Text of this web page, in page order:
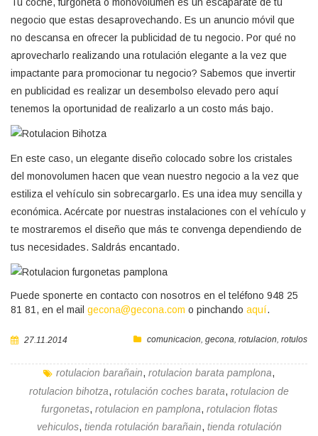
negocio que estas desaprovechando. Es un anuncio móvil que
no descansa en ofrecer la publicidad de tu negocio. Por qué no
aprovecharlo realizando una rotulación elegante a la vez que
impactante para promocionar tu negocio? Sabemos que invertir
en publicidad es realizar un desembolso elevado pero aquí
tenemos la oportunidad de realizarlo a un costo más bajo.
En este caso, un elegante diseño colocado sobre los cristales
del monovolumen hacen que vean nuestro negocio a la vez que
estiliza el vehículo sin sobrecargarlo. Es una idea muy sencilla y
económica. Acércate por nuestras instalaciones con el vehículo y
te mostraremos el diseño que más te convenga dependiendo de
tus necesidades. Saldrás encantado.
Puede sponerte en contacto con nosotros en el teléfono 948 25
81 81, en el mail gecona@gecona.com o pinchando aquí.
27.11.2014 comunicacion, gecona, rotulacion, rotulos
rotulacion barañain, rotulacion barata pamplona,
rotulacion bihotza, rotulación coches barata, rotulacion de
furgonetas, rotulacion en pamplona, rotulacion flotas
vehiculos, tienda rotulación barañain, tienda rotulación